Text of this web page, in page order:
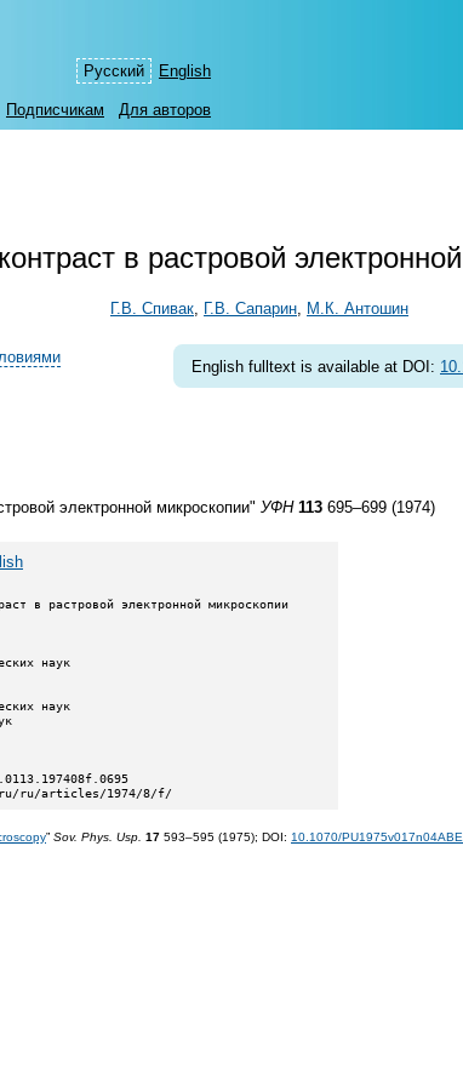
Русский English
Подписчикам Для авторов
в растровой
Г.В. Спивак, Г.В. Сапарин, М.К. Антошин
English fulltext is available at DOI:
электронной микроскопии" УФН 113 695–699 (1974)
ru/articles/1974/8/f/
” Sov. Phys. Usp. 17 593–595 (1975); DOI: 10.1070/